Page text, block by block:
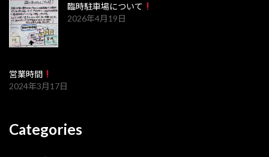
臨時駐車場について
2026年4月19日
営業時間
2024年3月17日
Categories